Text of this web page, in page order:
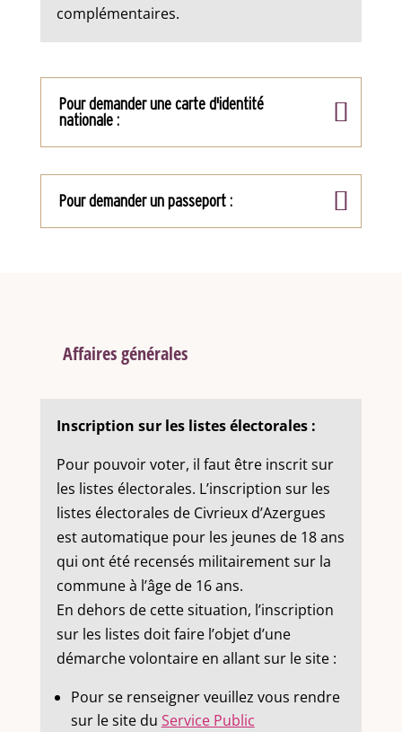
complémentaires.
Pour demander une carte d'identité
nationale :
Pour demander un passeport :
Affaires générales
Inscription sur les listes électorales :
Pour pouvoir voter, il faut être inscrit sur
les listes électorales. L’inscription sur les
listes électorales de Civrieux d’Azergues
est automatique pour les jeunes de 18 ans
qui ont été recensés militairement sur la
commune à l’âge de 16 ans.
En dehors de cette situation, l’inscription
sur les listes doit faire l’objet d’une
démarche volontaire en allant sur le site :
Pour se renseigner veuillez vous rendre
sur le site du Service Public